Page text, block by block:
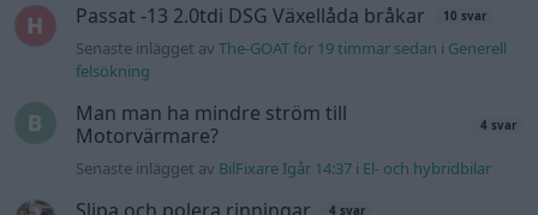
Passat -13 2.0tdi DSG Växellåda bråkar 10 svar
Senaste inlägget avThe-GOAT för 19 timmar sedan i Generell
felsökning
Man man ha mindre ström till
Motorvärmare?
4 svar
Senaste inlägget av BilFixare Igår 14:37 i El- och hybridbilar
4 svar